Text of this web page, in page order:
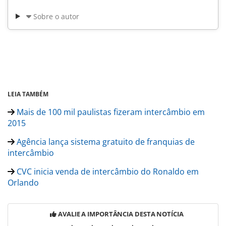
Sobre o autor
LEIA TAMBÉM
Mais de 100 mil paulistas fizeram intercâmbio em
2015
Agência lança sistema gratuito de franquias de
intercâmbio
CVC inicia venda de intercâmbio do Ronaldo em
Orlando
AVALIE A IMPORTÂNCIA DESTA NOTÍCIA